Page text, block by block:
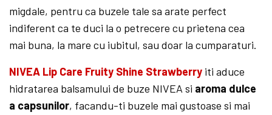
migdale, pentru ca buzele tale sa arate perfect
indiferent ca te duci la o petrecere cu prietena cea
mai buna, la mare cu iubitul, sau doar la cumparaturi.
NIVEA Lip Care Fruity Shine Strawberry iti aduce
hidratarea balsamului de buze NIVEA si aroma dulce
a capsunilor, facandu-ti buzele mai gustoase si mai